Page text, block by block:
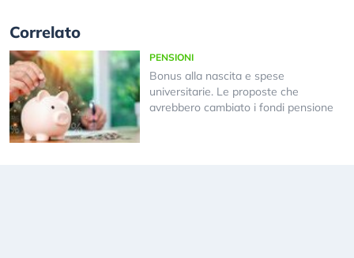
Correlato
PENSIONI
Bonus alla nascita e spese
universitarie. Le proposte che
avrebbero cambiato i fondi pensione